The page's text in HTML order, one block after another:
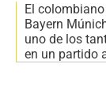
El
Bayern
uno de los
en un partido